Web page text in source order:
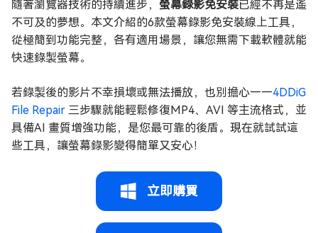
隨著瀏覽器技術的持續進步， 螢幕錄影免安裝已經不再是遙
不可及的夢想。本文介紹的6款螢幕錄影免安裝線上工具，
從極簡到功能完整，各有適用場景，讓您無需下載軟體就能
快速錄製螢幕。
若錄製後的影片不幸損壞或無法播放，也別擔心——4DDiG
File Repair 三步驟就能輕鬆修復MP4、AVI 等主流格式，並
具備AI 畫質增強功能，是您最可靠的後盾。現在就試試這
些工具，讓螢幕錄影變得簡單又安心！
立即購買